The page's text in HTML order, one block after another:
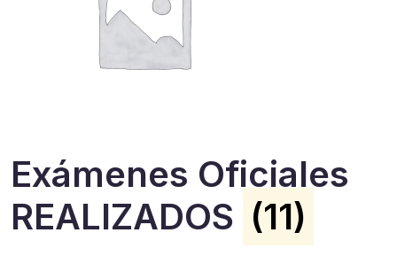
Exámenes Oficiales
REALIZADOS (11)